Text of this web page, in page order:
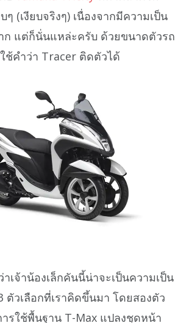
ๆ (เงียบจริงๆ) เนื่องจากมีความเป็น
ก แต่ก็นั่นแหล่ะครับ ด้วยขนาดตัวรถ
ช้คำว่า Tracer ติดตัวได้
เจ้าน้องเล็กคันนี้น่าจะเป็นความเป็น
ตัวเลือกที่เราคิดขึ้นมา โดยสองตัว
รใช้พื้นฐาน T-Max แปลงชุดหน้า